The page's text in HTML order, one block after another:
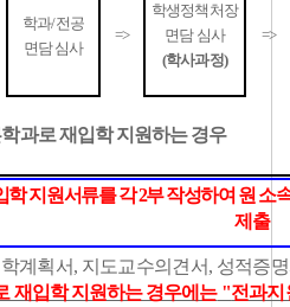
학과/전공
면담 심사
학생정책처장
면담 심사
(학사과정)
=> =>
과로 재입학 지원하는 경우
학 지원서류를 각2부 작성하여 원 소
제출
계획서, 지도교수의견서, 성적증
재입학 지원하는 경우에는"전과